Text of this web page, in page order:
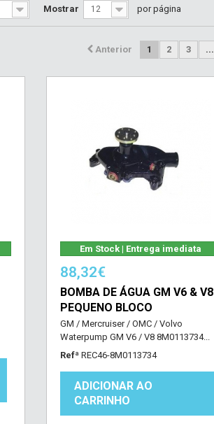
Mostrar 12 por página
Anterior 1 2 3 ...
Em Stock | Entrega imediata
88,32€
BOMBA DE ÁGUA GM V6 & V8
PEQUENO BLOCO
GM / Mercruiser / OMC / Volvo
Waterpump GM V6 / V8 8M0113734...
Refª REC46-8M0113734
ADICIONAR AO
CARRINHO